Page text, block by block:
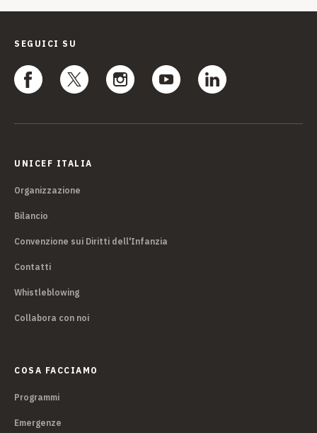
SEGUICI SU
UNICEF ITALIA
Organizzazione
Bilancio
Convenzione sui Diritti dell'Infanzia
Contatti
Whistleblowing
Collabora con noi
COSA FACCIAMO
Programmi
Emergenze